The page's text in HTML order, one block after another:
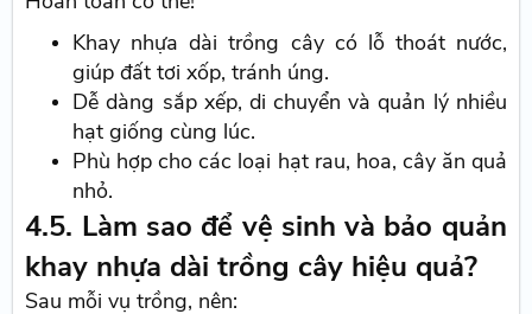
Khay nhựa dài trồng cây có lỗ thoát nước,
giúp đất tơi xốp, tránh úng.
Dễ dàng sắp xếp, di chuyển và quản lý nhiều
hạt giống cùng lúc.
Phù hợp cho các loại hạt rau, hoa, cây ăn quả
nhỏ.
4.5. Làm sao để vệ sinh và bảo quản
khay nhựa dài trồng cây hiệu quả?
Sau mỗi vụ trồng, nên: